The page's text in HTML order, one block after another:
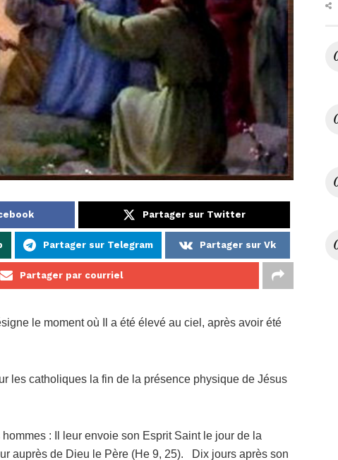
Partager sur Twitter
Partager sur Telegram Partager sur Vk
Partager par courriel
le moment où Il a été élevé au ciel, après avoir été
les catholiques la fin de la présence physique de Jésus
: Il leur envoie son Esprit Saint le jour de la
auprès de Dieu le Père (He 9, 25). Dix jours après son